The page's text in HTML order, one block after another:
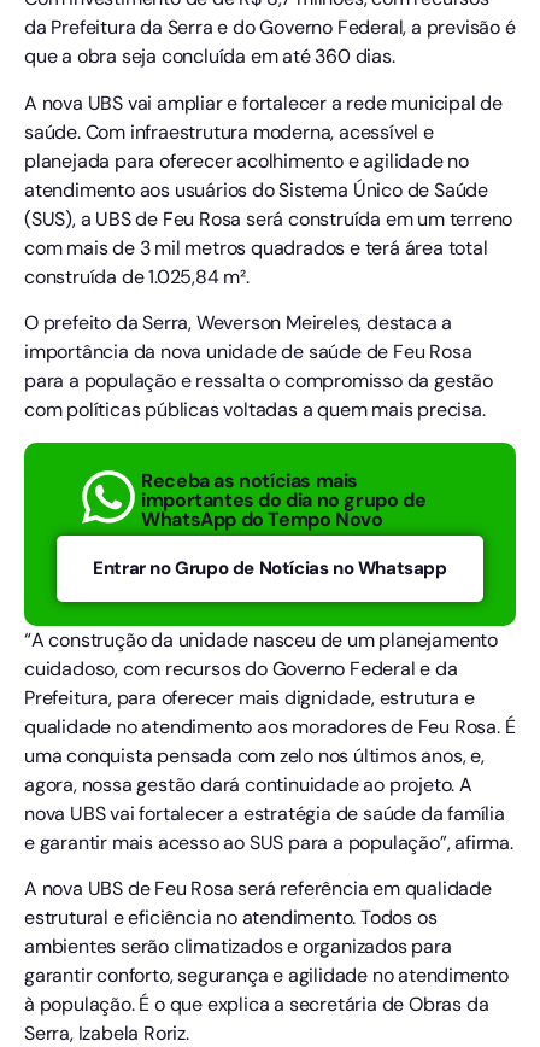
da Prefeitura da Serra e do Governo Federal, a previsão é
que a obra seja concluída em até 360 dias.
A nova UBS vai ampliar e fortalecer a rede municipal de
saúde. Com infraestrutura moderna, acessível e
planejada para oferecer acolhimento e agilidade no
atendimento aos usuários do Sistema Único de Saúde
(SUS), a UBS de Feu Rosa será construída em um terreno
com mais de 3 mil metros quadrados e terá área total
construída de 1.025,84 m².
O prefeito da Serra, Weverson Meireles, destaca a
importância da nova unidade de saúde de Feu Rosa
para a população e ressalta o compromisso da gestão
com políticas públicas voltadas a quem mais precisa.
Receba as notícias mais
importantes do dia no grupo de
WhatsApp do Tempo Novo
Entrar no Grupo de Notícias no Whatsapp
“A construção da unidade nasceu de um planejamento
cuidadoso, com recursos do Governo Federal e da
Prefeitura, para oferecer mais dignidade, estrutura e
qualidade no atendimento aos moradores de Feu Rosa. É
uma conquista pensada com zelo nos últimos anos, e,
agora, nossa gestão dará continuidade ao projeto. A
nova UBS vai fortalecer a estratégia de saúde da família
e garantir mais acesso ao SUS para a população”, afirma.
A nova UBS de Feu Rosa será referência em qualidade
estrutural e eficiência no atendimento. Todos os
ambientes serão climatizados e organizados para
garantir conforto, segurança e agilidade no atendimento
à população. É o que explica a secretária de Obras da
Serra, Izabela Roriz.